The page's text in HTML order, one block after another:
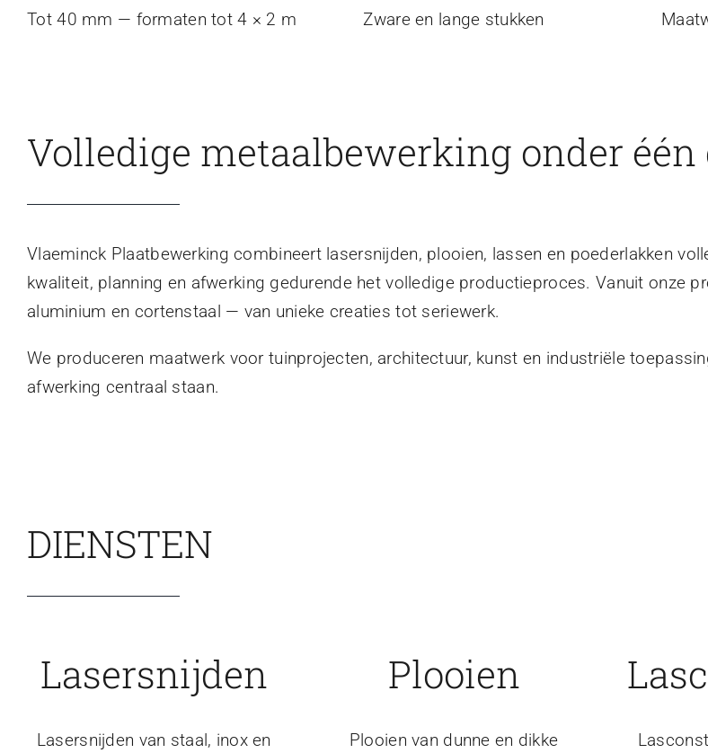
Tot 40 mm — formaten tot 4 × 2 m Zware en lange stukken
Volledige metaalbewerking onder één
Vlaeminck Plaatbewerking combineert lasersnijden, plooien, lassen en poederlakken
kwaliteit, planning en afwerking gedurende het volledige productieproces. Vanuit onze
aluminium en cortenstaal — van unieke creaties tot seriewerk.
We produceren maatwerk voor tuinprojecten, architectuur, kunst en industriële
afwerking centraal staan.
DIENSTEN
Lasersnijden
Lasersnijden van staal, inox en
Plooien
Plooien van dunne en dikke